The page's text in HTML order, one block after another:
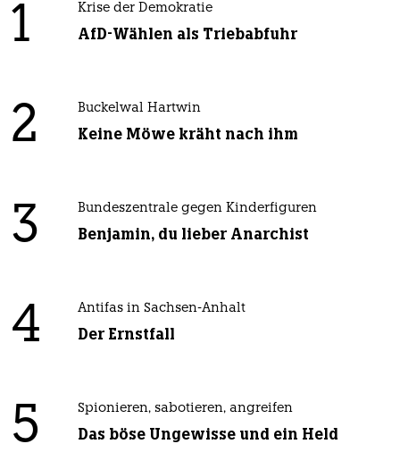
1 Krise der Demokratie
AfD-Wählen als Triebabfuhr
2 Buckelwal Hartwin
Keine Möwe kräht nach ihm
3 Bundeszentrale gegen Kinderfiguren
Benjamin, du lieber Anarchist
4 Antifas in Sachsen-Anhalt
Der Ernstfall
5 Spionieren, sabotieren, angreifen
Das böse Ungewisse und ein Held